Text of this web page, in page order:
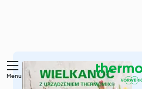
Przejdź
Menu